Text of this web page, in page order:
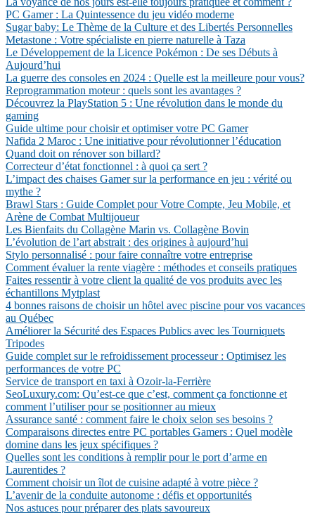
PC Gamer : La Quintessence du jeu vidéo moderne
Sugar baby: Le Thème de la Culture et des Libertés Personnelles
Metastone : Votre spécialiste en pierre naturelle à Taza
Le Développement de la Licence Pokémon : De ses Débuts à
Aujourd’hui
La guerre des consoles en 2024 : Quelle est la meilleure pour vous?
Reprogrammation moteur : quels sont les avantages ?
Découvrez la PlayStation 5 : Une révolution dans le monde du
gaming
Guide ultime pour choisir et optimiser votre PC Gamer
Nafida 2 Maroc : Une initiative pour révolutionner l’éducation
Quand doit on rénover son billard?
Correcteur d’état fonctionnel : à quoi ça sert ?
L’impact des chaises Gamer sur la performance en jeu : vérité ou
mythe ?
Brawl Stars : Guide Complet pour Votre Compte, Jeu Mobile, et
Arène de Combat Multijoueur
Les Bienfaits du Collagène Marin vs. Collagène Bovin
L’évolution de l’art abstrait : des origines à aujourd’hui
Stylo personnalisé : pour faire connaître votre entreprise
Comment évaluer la rente viagère : méthodes et conseils pratiques
Faites ressentir à votre client la qualité de vos produits avec les
échantillons Mytplast
4 bonnes raisons de choisir un hôtel avec piscine pour vos vacances
au Québec
Améliorer la Sécurité des Espaces Publics avec les Tourniquets
Tripodes
Guide complet sur le refroidissement processeur : Optimisez les
performances de votre PC
Service de transport en taxi à Ozoir-la-Ferrière
SeoLuxury.com: Qu’est-ce que c’est, comment ça fonctionne et
comment l’utiliser pour se positionner au mieux
Assurance santé : comment faire le choix selon ses besoins ?
Comparaisons directes entre PC portables Gamers : Quel modèle
domine dans les jeux spécifiques ?
Quelles sont les conditions à remplir pour le port d’arme en
Laurentides ?
Comment choisir un îlot de cuisine adapté à votre pièce ?
L’avenir de la conduite autonome : défis et opportunités
Nos astuces pour préparer des plats savoureux